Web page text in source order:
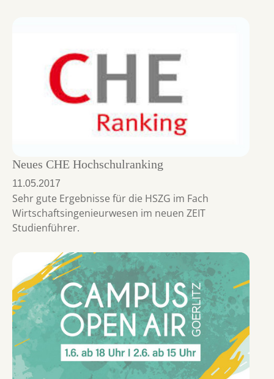
Neues CHE Hochschulranking
11.05.2017
Sehr gute Ergebnisse für die HSZG im Fach
Wirtschaftsingenieurwesen im neuen ZEIT
Studienführer.